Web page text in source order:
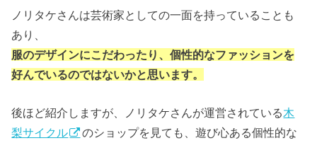
ノリタケさんは芸術家としての一面を持っていることも
あり、
服のデザインにこだわったり、個性的なファッションを
好んでいるのではないかと思います。
後ほど紹介しますが、ノリタケさんが運営されている木
梨サイクル
のショップを見ても、遊び心ある個性的な